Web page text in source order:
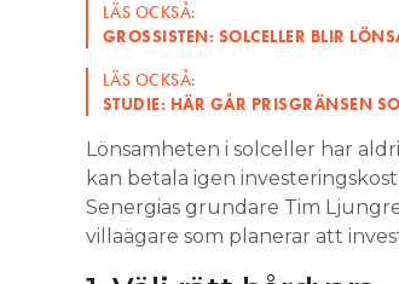
LÄS OCKSÅ:
GROSSISTEN: SOLCELLER BLIR
LÄS OCKSÅ:
STUDIE: HÄR GÅR PRISGRÄNSEN
Lönsamheten i solceller har
kan betala igen
Senergias grundare Tim
villaägare som planerar att